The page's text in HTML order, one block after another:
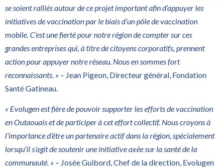
se soient ralliés autour de ce projet important afin d’appuyer les
initiatives de vaccination par le biais d’un pôle de vaccination
mobile. C’est une fierté pour notre région de compter sur ces
grandes entreprises qui, à titre de citoyens corporatifs, prennent
action pour appuyer notre réseau. Nous en sommes fort
reconnaissants. » – Jean Pigeon, Directeur général, Fondation
Santé Gatineau.
« Evolugen est fière de pouvoir supporter les efforts de vaccination
en Outaouais et de participer à cet effort collectif. Nous croyons à
l’importance d’être un partenaire actif dans la région, spécialement
lorsqu’il s’agit de soutenir une initiative axée sur la santé de la
communauté. » – Josée Guibord, Chef de la direction, Evolugen